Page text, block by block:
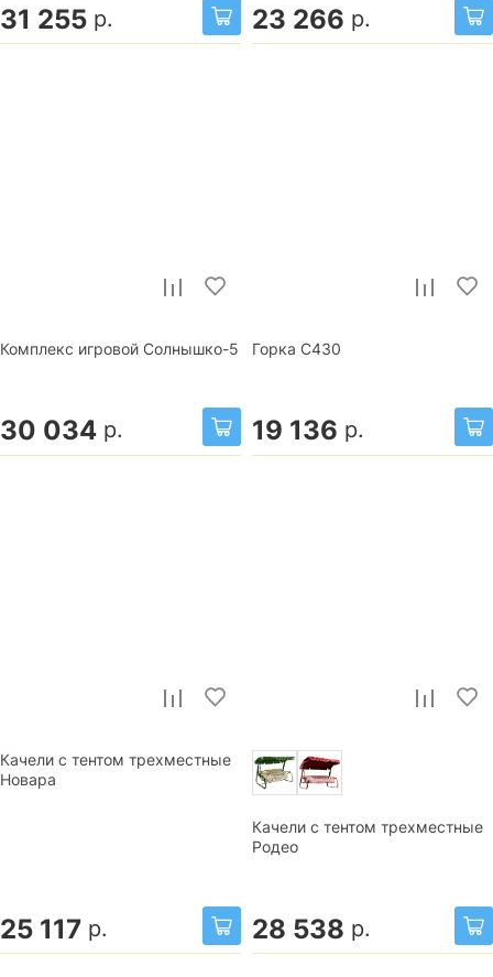
31 255 р. 23 266 р.
Комплекс игровой Солнышко-5
30 034 р.
Горка С430
19 136 р.
Качели с тентом трехместные
Новара
25 117 р.
Качели с тентом трехместные
Родео
28 538 р.